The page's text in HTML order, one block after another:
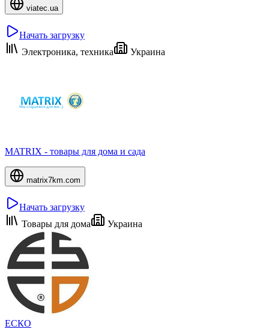
viatec.ua
Начать загрузку
Электроника, техника
Украина
MATRIX - товары для дома и сада
matrix7km.com
Начать загрузку
Товары для дома
Украина
ЕСКО